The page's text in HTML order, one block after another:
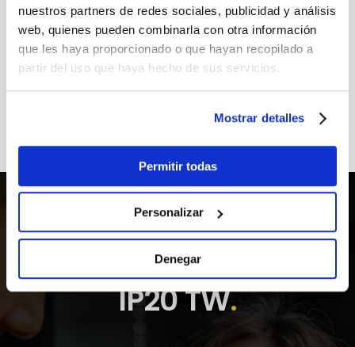
nuestros partners de redes sociales, publicidad y análisis
web, quienes pueden combinarla con otra información
que les haya proporcionado o que hayan recopilado a
partir del uso que haya hecho de sus servicios.
Mostrar detalles
Permitir todas
Personalizar
Denegar
IP20 TW.